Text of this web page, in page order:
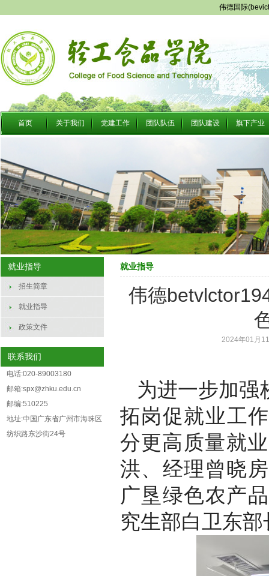
伟德国际
首页 关于我们 党建工作 团队队伍 团队建设 旗下产业
就业指导
招生简章
就业指导
政策文件
联系我们
电话:020-89003180
邮箱:spx@zhku.edu.cn
邮编:510225
地址:中国广东省广州市海珠区
纺织路东沙街24号
就业指导
伟德
2024年01月
为进一步加强
拓岗促就业工
分更高质量就
洪、经理曾晓
广垦绿色农产
究生部白卫东